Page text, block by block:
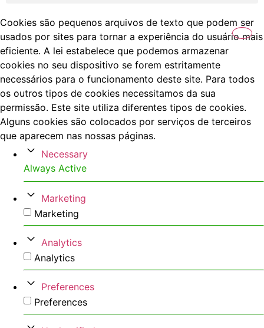
Cookies são pequenos arquivos de texto que podem ser
usados por sites para tornar a experiência do usuário mais
eficiente. A lei estabelece que podemos armazenar
cookies no seu dispositivo se forem estritamente
necessários para o funcionamento deste site. Para todos
os outros tipos de cookies necessitamos da sua
permissão. Este site utiliza diferentes tipos de cookies.
Alguns cookies são colocados por serviços de terceiros
que aparecem nas nossas páginas.
Necessary
Always Active
Marketing
Marketing
Analytics
Analytics
Preferences
Preferences